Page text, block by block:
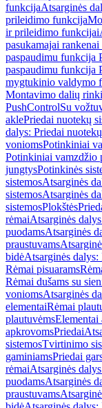
funkcijaAtsarginės
prileidimo funkcija
ir prileidimo funkcijai
pasukamajai
paspaudimu funkcija
paspaudimu funkcija
mygtukinio valdymo
Montavimo dalių
PushControlSu
aklePriedai nuotekų
dalys: Priedai
voniomsPotinkiniai
Potinkiniai vamzdžio
jungtysPotinkinės
sistemosAtsarginės
sistemosAtsarginės
sistemosPlokštės
rėmaiAtsarginės
puodamsAtsarginės
praustuvams
bidėAtsarginės dalys:
Rėmai pisuarams
Rėmai dušams su
voniomsAtsarginės
elementaiRėmai
plautuvėmsElementai
apkrovomsPriedai
sistemosTvirtinimo
gaminiamsPriedai
rėmaiAtsarginės
puodamsAtsarginės
praustuvams